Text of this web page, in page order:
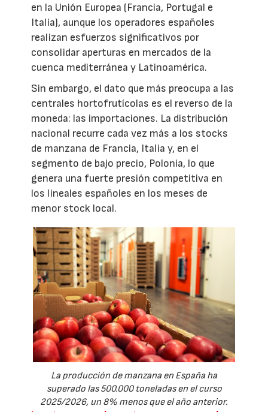
en la Unión Europea (Francia, Portugal e
Italia), aunque los operadores españoles
realizan esfuerzos significativos por
consolidar aperturas en mercados de la
cuenca mediterránea y Latinoamérica.
Sin embargo, el dato que más preocupa a las
centrales hortofrutícolas es el reverso de la
moneda: las importaciones. La distribución
nacional recurre cada vez más a los stocks
de manzana de Francia, Italia y, en el
segmento de bajo precio, Polonia, lo que
genera una fuerte presión competitiva en
los lineales españoles en los meses de
menor stock local.
La producción de manzana en España ha
superado las 500.000 toneladas en el curso
2025/2026, un 8% menos que el año anterior.